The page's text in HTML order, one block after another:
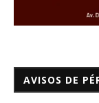
AVISOS DE